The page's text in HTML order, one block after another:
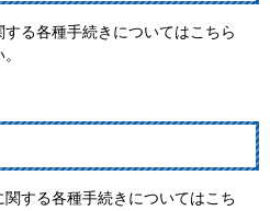
る各種手続きについてはこちら
する各種手続きについてはこち